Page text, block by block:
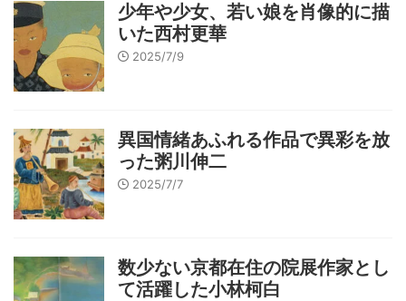
少年や少女、若い娘を肖像的に描
いた西村更華
2025/7/9
異国情緒あふれる作品で異彩を放
った粥川伸二
2025/7/7
数少ない京都在住の院展作家とし
て活躍した小林柯白